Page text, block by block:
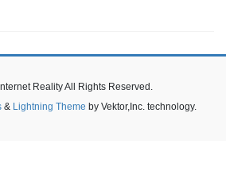
Reality All Rights Reserved.
& Lightning Theme by Vektor,Inc. technology.